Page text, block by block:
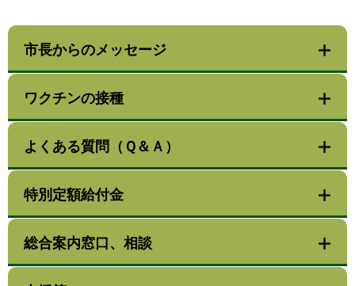
市長からのメッセージ
ワクチンの接種
よくある質問（Ｑ＆Ａ）
特別定額給付金
総合案内窓口、相談